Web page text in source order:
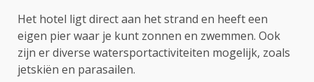
Het hotel ligt direct aan het strand en heeft een
eigen pier waar je kunt zonnen en zwemmen. Ook
zijn er diverse watersportactiviteiten mogelijk, zoals
jetskiën en parasailen.